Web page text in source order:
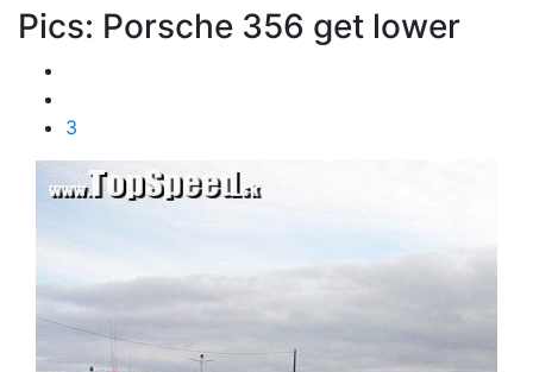
Pics: Porsche 356 get lower
3